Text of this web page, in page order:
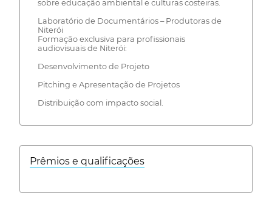
sobre educação ambiental e culturas costeiras.
Laboratório de Documentários – Produtoras de
Niterói
Formação exclusiva para profissionais
audiovisuais de Niterói:
Desenvolvimento de Projeto
Pitching e Apresentação de Projetos
Distribuição com impacto social.
Prêmios e qualificações